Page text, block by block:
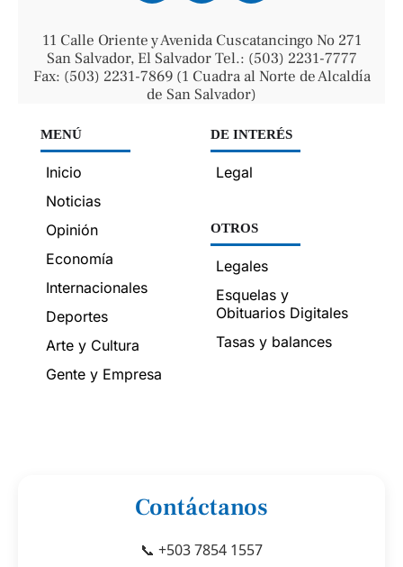
11 Calle Oriente y Avenida Cuscatancingo No 271
San Salvador, El Salvador Tel.: (503) 2231-7777
Fax: (503) 2231-7869 (1 Cuadra al Norte de Alcaldía
de San Salvador)
MENÚ
Inicio
Noticias
Opinión
Economía
Internacionales
Deportes
Arte y Cultura
Gente y Empresa
DE INTERÉS
Legal
OTROS
Legales
Esquelas y
Obituarios Digitales
Tasas y balances
Contáctanos
📞 +503 7854 1557